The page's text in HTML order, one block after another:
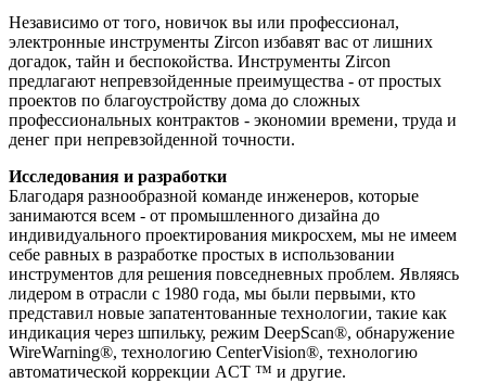
Независимо от того, новичок вы или профессионал,
электронные инструменты Zircon избавят вас от лишних
догадок, тайн и беспокойства. Инструменты Zircon
предлагают непревзойденные преимущества - от простых
проектов по благоустройству дома до сложных
профессиональных контрактов - экономии времени, труда и
денег при непревзойденной точности.
Исследования и разработки
Благодаря разнообразной команде инженеров, которые
занимаются всем - от промышленного дизайна до
индивидуального проектирования микросхем, мы не имеем
себе равных в разработке простых в использовании
инструментов для решения повседневных проблем. Являясь
лидером в отрасли с 1980 года, мы были первыми, кто
представил новые запатентованные технологии, такие как
индикация через шпильку, режим DeepScan®, обнаружение
WireWarning®, технологию CenterVision®, технологию
автоматической коррекции ACT ™ и другие.